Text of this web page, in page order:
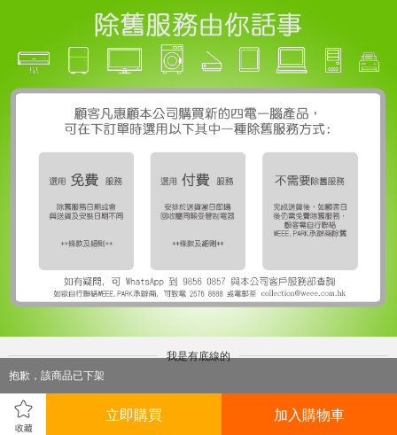
我是有底線的
抱歉，該商品已下架
立即購買 加入購物車